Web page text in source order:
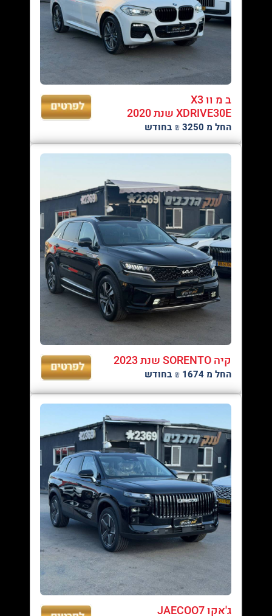
ב מ וו X3
XDRIVE30E שנת 2020
החל מ 3250 ₪ בחודש
קיה SORENTO שנת 2023
החל מ 1674 ₪ בחודש
ג'אקו JAECOO7